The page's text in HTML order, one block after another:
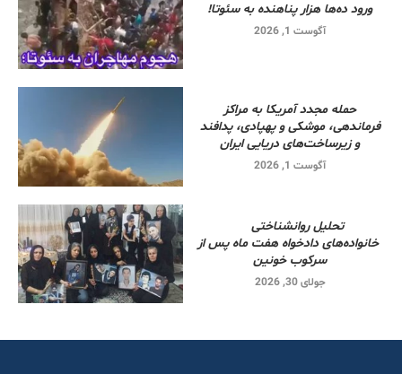
ورود ده‌ها هزار پناهنده به سئوتا!
آگوست 1, 2026
حمله مجدد آمریکا به مراکز
فرماندهی، موشکی و پهپادی، پدافند
و زیرساخت‌های دریایی ایران
آگوست 1, 2026
تحلیل روانشناختی
خانواده‌های دادخواه هفت ماه پس از
سرکوب خونین
جولای 30, 2026